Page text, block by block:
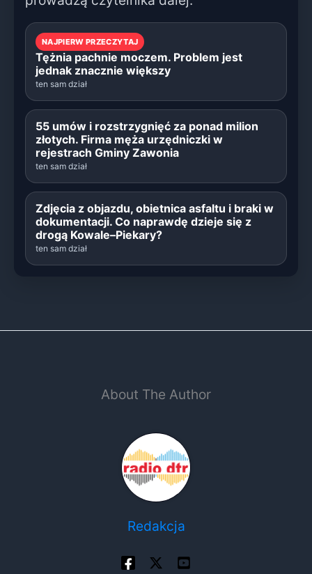
NAJPIERW PRZECZYTAJ
Tężnia pachnie moczem. Problem jest
jednak znacznie większy
ten sam dział
55 umów i rozstrzygnięć za ponad milion
złotych. Firma męża urzędniczki w
rejestrach Gminy Zawonia
ten sam dział
Zdjęcia z objazdu, obietnica asfaltu i braki w
dokumentacji. Co naprawdę dzieje się z
drogą Kowale–Piekary?
ten sam dział
About The Author
Redakcja